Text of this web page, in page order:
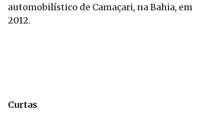
automobilístico de Camaçari, na Bahia, em
2012.
Curtas